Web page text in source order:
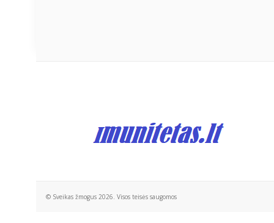
© Sveikas žmogus 2026. Visos teisės saugomos